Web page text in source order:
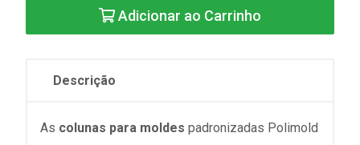
Adicionar ao Carrinho
Descrição
As colunas para moldes padronizadas Polimold